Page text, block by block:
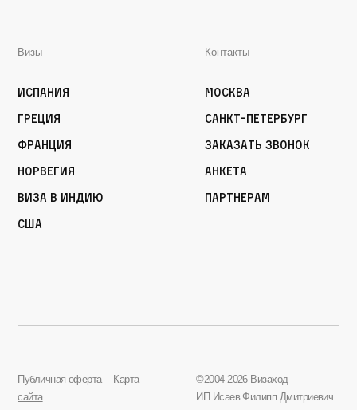
Визы
Испания
Греция
Франция
Норвегия
Виза в Индию
США
Контакты
Москва
Санкт-Петербург
Заказать звонок
Анкета
Партнерам
Публичная оферта
Карта
сайта
©2004-2026 Визаход
ИП Исаев Филипп Дмитриевич